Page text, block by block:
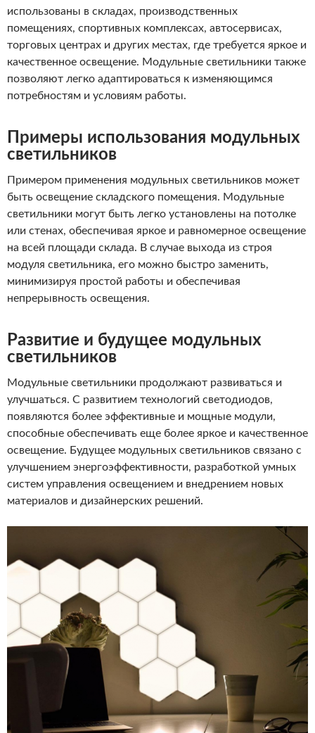
использованы в складах, производственных
помещениях, спортивных комплексах, автосервисах,
торговых центрах и других местах, где требуется яркое и
качественное освещение. Модульные светильники также
позволяют легко адаптироваться к изменяющимся
потребностям и условиям работы.
Примеры использования модульных
светильников
Примером применения модульных светильников может
быть освещение складского помещения. Модульные
светильники могут быть легко установлены на потолке
или стенах, обеспечивая яркое и равномерное освещение
на всей площади склада. В случае выхода из строя
модуля светильника, его можно быстро заменить,
минимизируя простой работы и обеспечивая
непрерывность освещения.
Развитие и будущее модульных
светильников
Модульные светильники продолжают развиваться и
улучшаться. С развитием технологий светодиодов,
появляются более эффективные и мощные модули,
способные обеспечивать еще более яркое и качественное
освещение. Будущее модульных светильников связано с
улучшением энергоэффективности, разработкой умных
систем управления освещением и внедрением новых
материалов и дизайнерских решений.